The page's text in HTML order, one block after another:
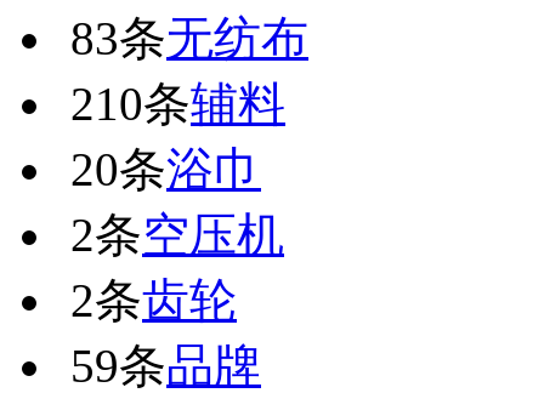
83条无纺布
210条辅料
20条浴巾
2条空压机
2条齿轮
59条品牌